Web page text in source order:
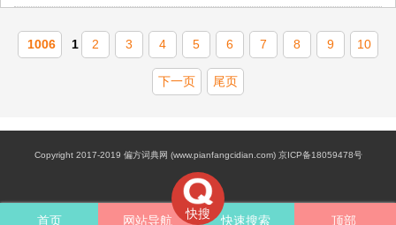
1006 1 2 3 4 5 6 7 8 9 10
下一页 尾页
快搜
首页 网站导航 快速搜索 顶部
Copyright 2017-2019 偏方词典网 (www.pianfangcidian.com) 京ICP备18059478号